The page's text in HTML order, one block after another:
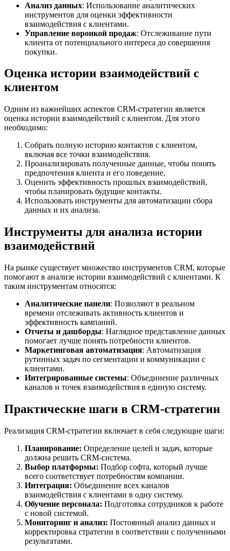
Анализ данных: Использование аналитических
инструментов для оценки эффективности
взаимодействия с клиентами.
Управление воронкой продаж: Отслеживание пути
клиента от потенциального интереса до совершения
покупки.
Оценка истории взаимодействий с
клиентом
Одним из важнейших аспектов CRM-стратегии является
оценка истории взаимодействий с клиентом. Для этого
необходимо:
Собрать полную историю контактов с клиентом,
включая все точки взаимодействия.
Проанализировать полученные данные, чтобы понять
предпочтения клиента и его поведение.
Оценить эффективность прошлых взаимодействий,
чтобы планировать будущие контакты.
Использовать инструменты для автоматизации сбора
данных и их анализа.
Инструменты для анализа истории
взаимодействий
На рынке существует множество инструментов CRM, которые
помогают в анализе истории взаимодействий с клиентами. К
таким инструментам относятся:
Аналитические панели: Позволяют в реальном
времени отслеживать активность клиентов и
эффективность кампаний.
Отчеты и дашборды: Наглядное представление данных
помогает лучше понять потребности клиентов.
Маркетинговая автоматизация: Автоматизация
рутинных задач по сегментации и коммуникации с
клиентами.
Интегрированные системы: Объединение различных
каналов и точек взаимодействия в единую систему.
Практические шаги в CRM-стратегии
Реализация CRM-стратегии включает в себя следующие шаги:
Планирование: Определение целей и задач, которые
должна решить CRM-система.
Выбор платформы: Подбор софта, который лучше
всего соответствует потребностям компании.
Интеграция: Объединение всех каналов
взаимодействия с клиентами в одну систему.
Обучение персонала: Подготовка сотрудников к работе
с новой системой.
Мониторинг и анализ: Постоянный анализ данных и
корректировка стратегии в соответствии с полученными
результатами.